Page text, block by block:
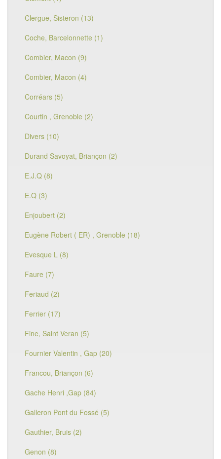
Clergue, Sisteron (13)
Coche, Barcelonnette (1)
Combier, Macon (9)
Combier, Macon (4)
Corréars (5)
Courtin , Grenoble (2)
Divers (10)
Durand Savoyat, Briançon (2)
E.J.Q (8)
E.Q (3)
Enjoubert (2)
Eugène Robert ( ER) , Grenoble (18)
Evesque L (8)
Faure (7)
Feriaud (2)
Ferrier (17)
Fine, Saint Veran (5)
Fournier Valentin , Gap (20)
Francou, Briançon (6)
Gache Henri ,Gap (84)
Galleron Pont du Fossé (5)
Gauthier, Bruis (2)
Genon (8)